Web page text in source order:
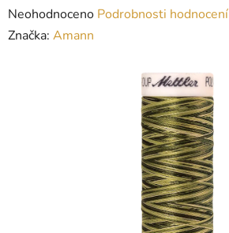
Průměrné
hodnocení
Neohodnoceno Podrobnosti hodnocení
Značka: Amann